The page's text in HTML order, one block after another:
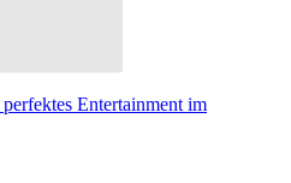
Entertainment im